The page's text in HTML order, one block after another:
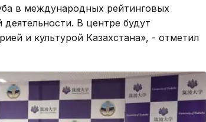
в международных рейтинговых
деятельности. В центре будут
и культурой Казахстана», - отметил